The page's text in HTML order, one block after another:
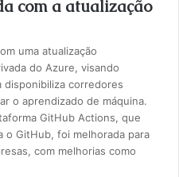
com a atualização
uma atualização
do Azure, visando
disponibiliza corredores
o aprendizado de máquina.
GitHub Actions, que
o GitHub, foi melhorada para
com melhorias como